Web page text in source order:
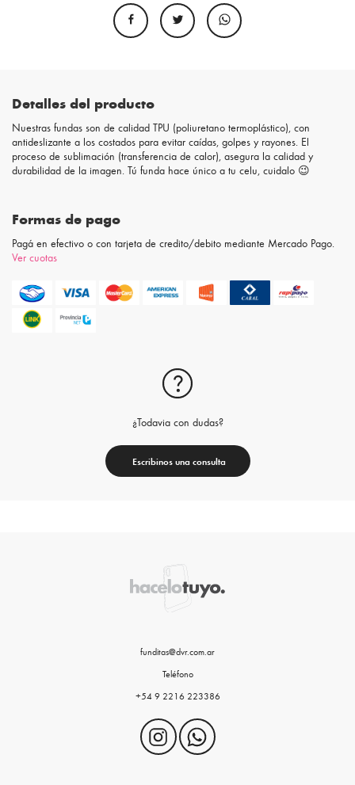
Detalles del producto
Nuestras fundas son de calidad TPU (poliuretano termoplástico), con
antideslizante a los costados para evitar caídas, golpes y rayones. El
proceso de sublimación (transferencia de calor), asegura la calidad y
durabilidad de la imagen. Tú funda hace único a tu celu, cuidalo 😉
Formas de pago
Pagá en efectivo o con tarjeta de credito/debito mediante Mercado Pago.
Ver cuotas
¿Todavia con dudas?
Escribinos una consulta
funditas@dvr.com.ar
Teléfono
+54 9 2216 223386